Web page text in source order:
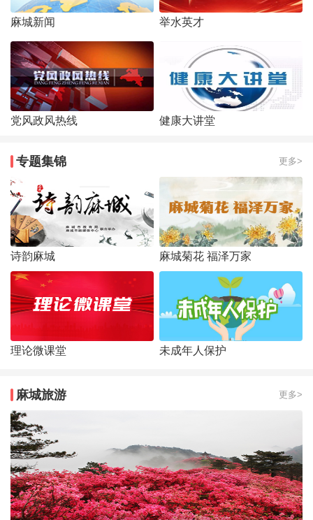
麻城新闻 举水英才
党风政风热线 健康大讲堂
专题集锦 更多>
诗韵麻城 麻城菊花 福泽万家
理论微课堂 未成年人保护
麻城旅游 更多>